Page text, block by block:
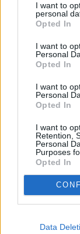
I want to
personal
Opted In
I want to
Personal
Opted In
I want to
Personal
Opted In
I want to
Retention,
Personal
Purposes
Opted In
Data
Napisz do
Czytaj więcej